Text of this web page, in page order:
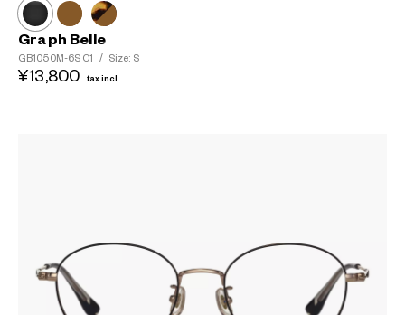
Graph Belle
GB1050M-6S C1 / Size: S
¥13,800 tax incl.